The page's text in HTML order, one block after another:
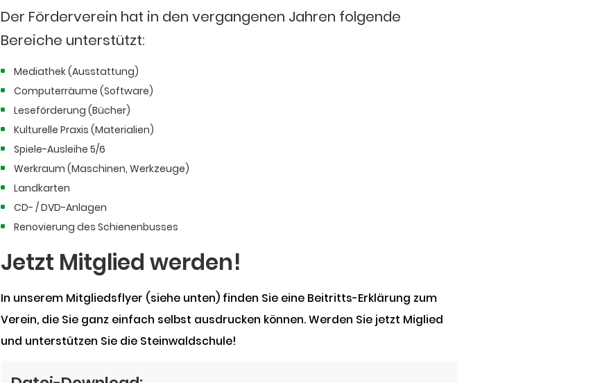
Der Förderverein hat in den vergangenen Jahren folgende
Bereiche unterstützt:
Mediathek (Ausstattung)
Computerräume (Software)
Leseförderung (Bücher)
Kulturelle Praxis (Materialien)
Spiele-Ausleihe 5/6
Werkraum (Maschinen, Werkzeuge)
Landkarten
CD- / DVD-Anlagen
Renovierung des Schienenbusses
Jetzt Mitglied werden!
In unserem Mitgliedsflyer (siehe unten) finden Sie eine Beitritts-Erklärung zum
Verein, die Sie ganz einfach selbst ausdrucken können. Werden Sie jetzt Miglied
und unterstützen Sie die Steinwaldschule!